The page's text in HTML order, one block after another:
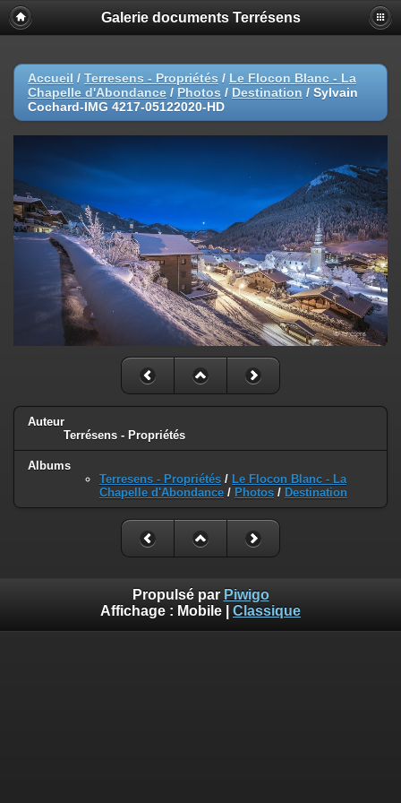
Galerie documents Terrésens
Accueil / Terresens - Propriétés / Le Flocon Blanc - La
Chapelle d'Abondance / Photos / Destination / Sylvain
Cochard-IMG 4217-05122020-HD
Auteur
Terrésens - Propriétés
Albums
Terresens - Propriétés / Le Flocon Blanc - La
Chapelle d'Abondance / Photos / Destination
Propulsé par Piwigo
Affichage : Mobile Classique